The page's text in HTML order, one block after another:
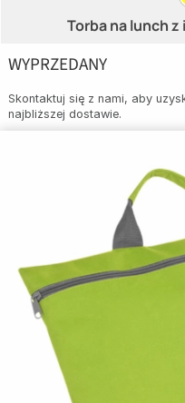
Torba na lunch
WYPRZEDANY
Skontaktuj się z nami, aby
najbliższej dostawie.